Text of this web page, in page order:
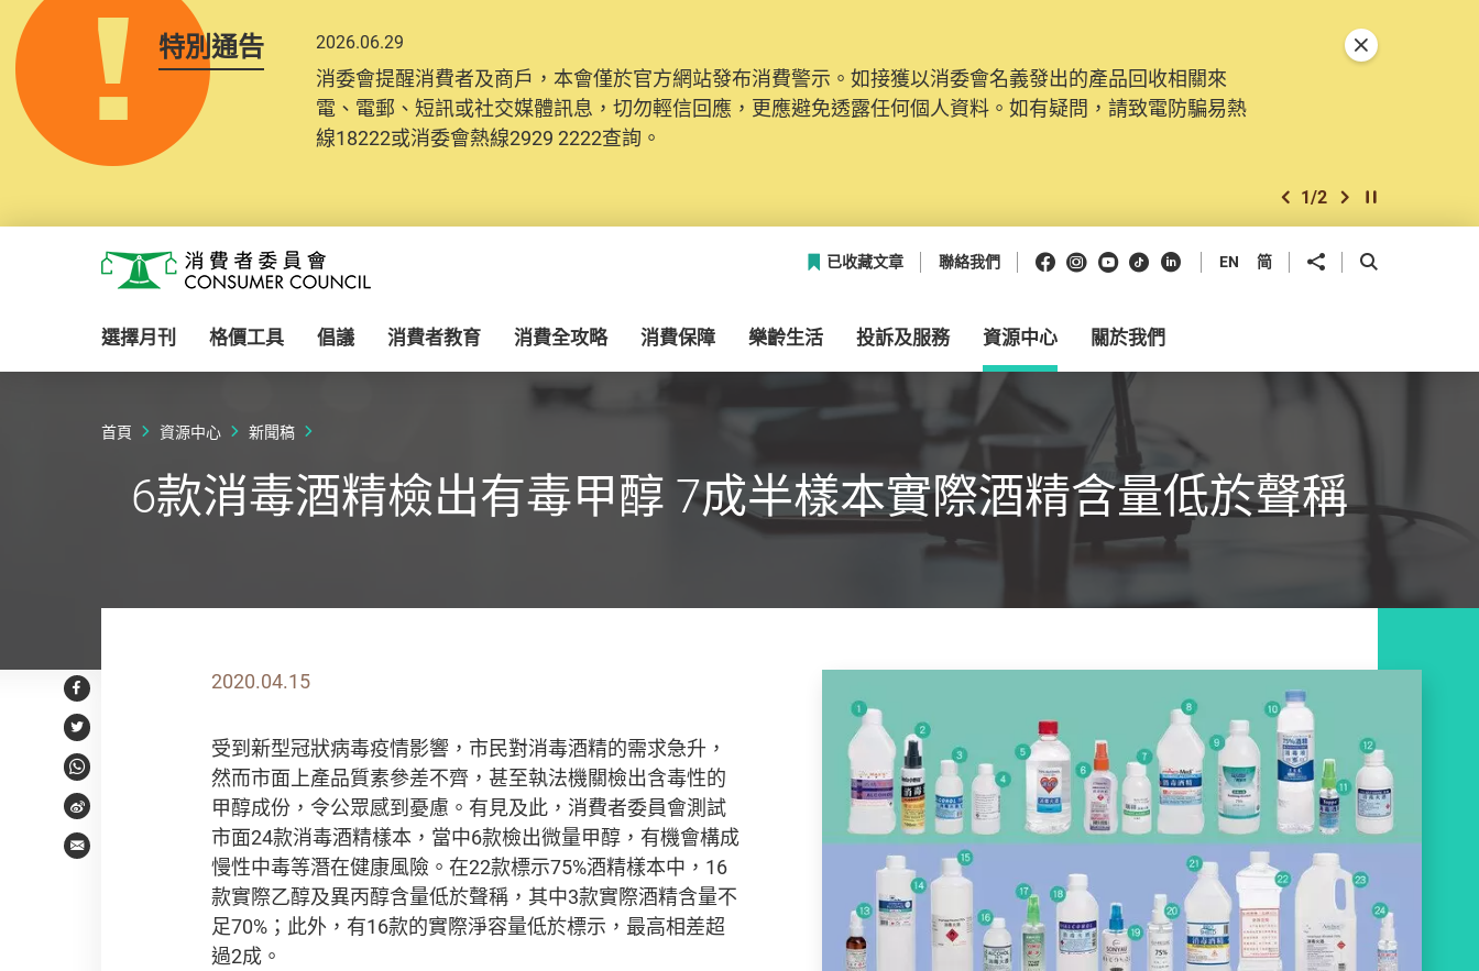
特別通告 2026.06.29
消委會提醒消費者及商戶，本會僅於官方網站發布消費警示。如接獲以消委會名義發出的產品回收相關來
電、電郵、短訊或社交媒體訊息，切勿輕信回應，更應避免透露任何個人資料。如有疑問，請致電防騙易熱
線18222或消委會熱線2929 2222查詢。
上一個
1/2 下一個開始/暫停幻燈
關閉特別通告
消費者委員會
已收藏文章 聯絡我們 Facebook
Instagram
Youtube
抖音領英 EN 简 分享到 開啟搜尋框
選擇月刊 格價工具 倡議 消費者教育 消費全攻略 消費保障 樂齡生活 投訴及服務 資源中心 關於我們
首頁 資源中心 新聞稿
6款消毒酒精檢出有毒甲醇 7成半樣本實際酒精含量低於聲稱
Facebook
Twitter
WhatsApp
Weibo
Email
2020.04.15
受到新型冠狀病毒疫情影響，市民對消毒酒精的需求急升，
然而市面上產品質素參差不齊，甚至執法機關檢出含毒性的
甲醇成份，令公眾感到憂慮。有見及此，消費者委員會測試
市面24款消毒酒精樣本，當中6款檢出微量甲醇，有機會構成
慢性中毒等潛在健康風險。在22款標示75%酒精樣本中，16
款實際乙醇及異丙醇含量低於聲稱，其中3款實際酒精含量不
足70%；此外，有16款的實際淨容量低於標示，最高相差超
過2成。